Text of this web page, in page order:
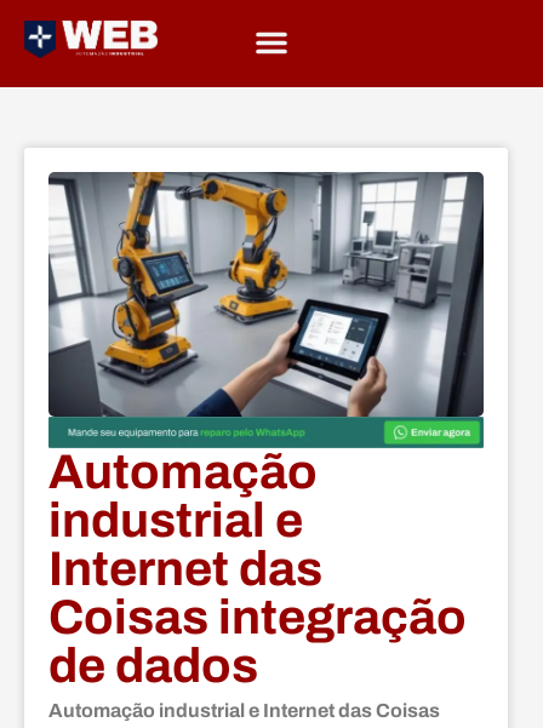
Automação
industrial e
Internet das
Coisas integração
de dados
Automação industrial e Internet das Coisas